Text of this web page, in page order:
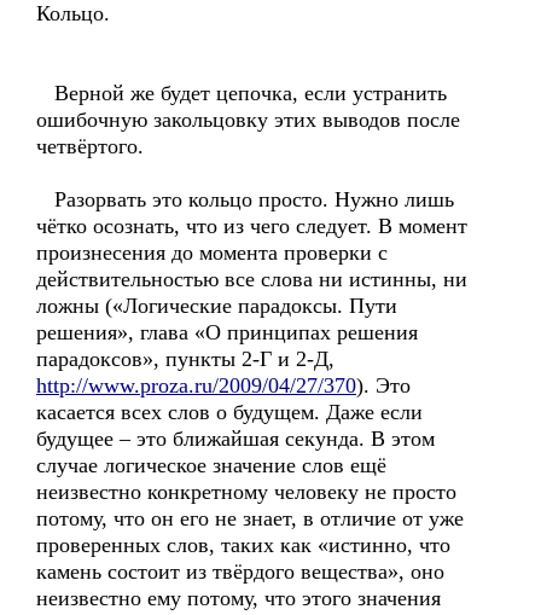
Кольцо.
Верной же будет цепочка, если устранить
ошибочную закольцовку этих выводов после
четвёртого.
Разорвать это кольцо просто. Нужно лишь
чётко осознать, что из чего следует. В момент
произнесения до момента проверки с
действительностью все слова ни истинны, ни
ложны («Логические парадоксы. Пути
решения», глава «О принципах решения
парадоксов», пункты 2-Г и 2-Д,
http://www.proza.ru/2009/04/27/370). Это
касается всех слов о будущем. Даже если
будущее – это ближайшая секунда. В этом
случае логическое значение слов ещё
неизвестно конкретному человеку не просто
потому, что он его не знает, в отличие от уже
проверенных слов, таких как «истинно, что
камень состоит из твёрдого вещества», оно
неизвестно ему потому, что этого значения